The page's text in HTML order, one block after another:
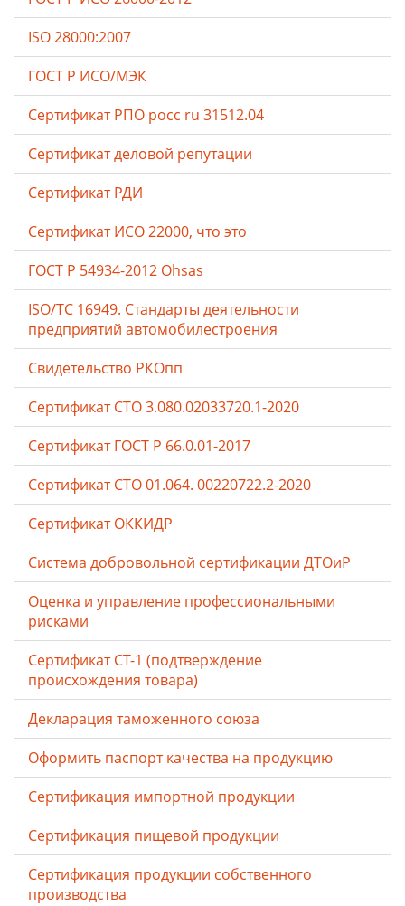
ISO 28000:2007
ГОСТ Р ИСО/МЭК
Сертификат РПО росс ru 31512.04
Сертификат деловой репутации
Сертификат РДИ
Сертификат ИСО 22000, что это
ГОСТ Р 54934-2012 Ohsas
ISO/TC 16949. Стандарты деятельности
предприятий автомобилестроения
Свидетельство РКОпп
Сертификат СТО 3.080.02033720.1-2020
Сертификат ГОСТ Р 66.0.01-2017
Сертификат СТО 01.064. 00220722.2-2020
Сертификат ОККИДР
Система добровольной сертификации ДТОиР
Оценка и управление профессиональными
рисками
Сертификат СТ-1 (подтверждение
происхождения товара)
Декларация таможенного союза
Оформить паспорт качества на продукцию
Сертификация импортной продукции
Сертификация пищевой продукции
Сертификация продукции собственного
производства